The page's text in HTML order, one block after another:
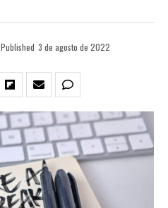
Published 3 de agosto de 2022